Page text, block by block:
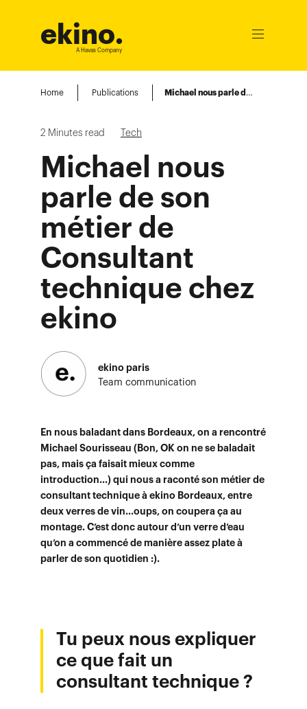
ekino.
A Havas Company
Ouvrir
Home Publications Michael nous parle de son métier de Consultant technique chez ekino
2 Minutes read Tech
Michael nous
parle de son
métier de
Consultant
technique chez
ekino
En nous baladant dans Bordeaux, on a rencontré
Michael Sourisseau (Bon, OK on ne se baladait
pas, mais ça faisait mieux comme
introduction...) qui nous a raconté son métier de
consultant technique à ekino Bordeaux, entre
deux verres de vin...oups, on coupera ça au
montage. C’est donc autour d’un verre d’eau
qu’on a commencé de manière assez plate à
parler de son quotidien :).
ekino paris
Team communication
Tu peux nous expliquer
ce que fait un
consultant technique ?